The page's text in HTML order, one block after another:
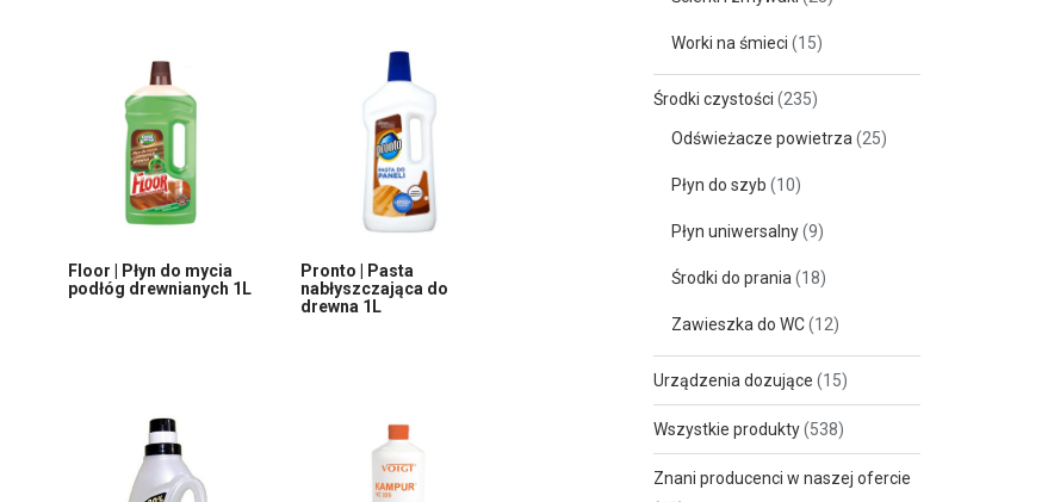
Floor | Płyn do mycia
podłóg drewnianych 1L
Pronto | Pasta
nabłyszczająca do
drewna 1L
Worki na śmieci (15)
Środki czystości (235)
Odświeżacze powietrza (25)
Płyn do szyb (10)
Płyn uniwersalny(9)
Środki do prania (18)
Zawieszka do WC(12)
Urządzenia dozujące (15)
Wszystkie produkty(538)
Znani producenci w naszej ofercie